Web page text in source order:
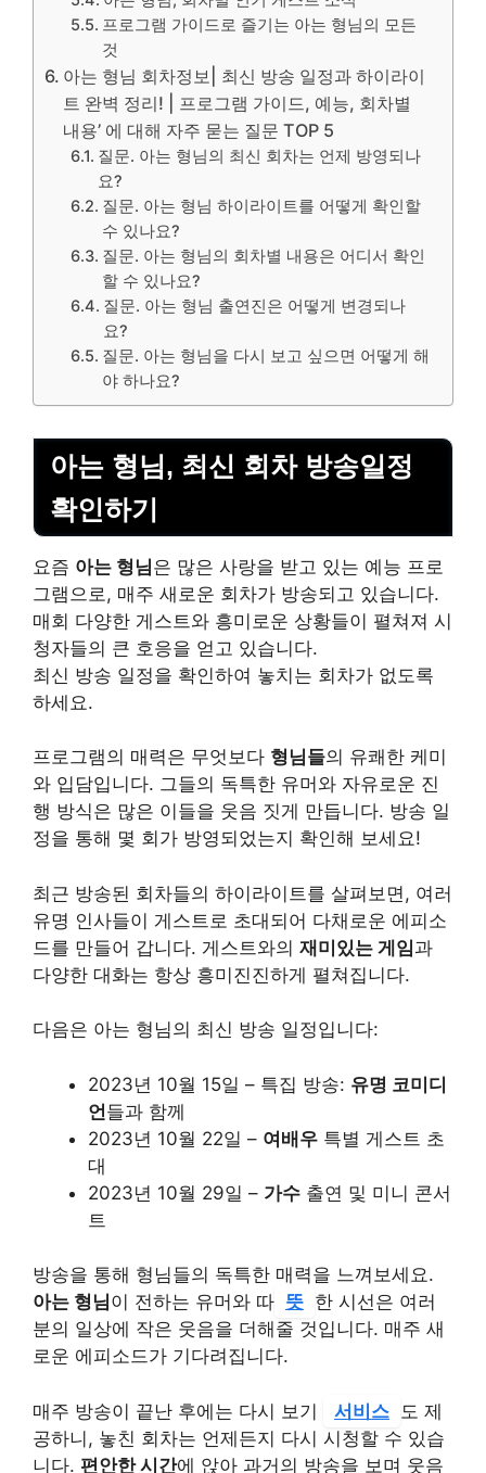
프로그램 가이드로 즐기는 아는 형님의 모든
것
아는 형님 회차정보| 최신 방송 일정과 하이라이
트 완벽 정리! | 프로그램 가이드, 예능, 회차별
내용’ 에 대해 자주 묻는 질문 TOP 5
질문. 아는 형님의 최신 회차는 언제 방영되나
요?
질문. 아는 형님 하이라이트를 어떻게 확인할
수 있나요?
질문. 아는 형님의 회차별 내용은 어디서 확인
할 수 있나요?
질문. 아는 형님 출연진은 어떻게 변경되나
요?
질문. 아는 형님을 다시 보고 싶으면 어떻게 해
야 하나요?
아는 형님, 최신 회차 방송일정
확인하기
요즘 아는 형님은 많은 사랑을 받고 있는 예능 프로
그램으로, 매주 새로운 회차가 방송되고 있습니다.
매회 다양한 게스트와 흥미로운 상황들이 펼쳐져 시
청자들의 큰 호응을 얻고 있습니다.
최신 방송 일정을 확인하여 놓치는 회차가 없도록
하세요.
프로그램의 매력은 무엇보다 형님들의 유쾌한 케미
와 입담입니다. 그들의 독특한 유머와 자유로운 진
행 방식은 많은 이들을 웃음 짓게 만듭니다. 방송 일
정을 통해 몇 회가 방영되었는지 확인해 보세요!
최근 방송된 회차들의 하이라이트를 살펴보면, 여러
유명 인사들이 게스트로 초대되어 다채로운 에피소
드를 만들어 갑니다. 게스트와의 재미있는 게임과
다양한 대화는 항상 흥미진진하게 펼쳐집니다.
다음은 아는 형님의 최신 방송 일정입니다:
2023년 10월 15일 – 특집 방송: 유명 코미디
언들과 함께
2023년 10월 22일 – 여배우 특별 게스트 초
대
2023년 10월 29일 – 가수 출연 및 미니 콘서
트
방송을 통해 형님들의 독특한 매력을 느껴보세요.
아는 형님이 전하는 유머와 따 뜻 한 시선은 여러
분의 일상에 작은 웃음을 더해줄 것입니다. 매주 새
로운 에피소드가 기다려집니다.
매주 방송이 끝난 후에는 다시 보기 서비스
도 제
공하니, 놓친 회차는 언제든지 다시 시청할 수 있습
니다. 편안한 시간에 앉아 과거의 방송을 보며 웃음